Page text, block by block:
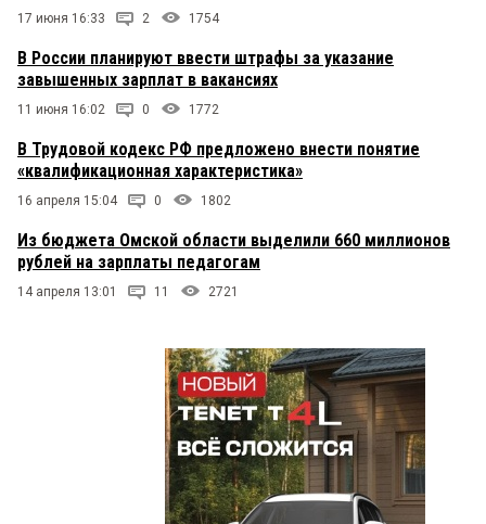
17 июня 16:33 2 1754
В России планируют ввести штрафы за указание
завышенных зарплат в вакансиях
11 июня 16:02 0 1772
В Трудовой кодекс РФ предложено внести понятие
«квалификационная характеристика»
16 апреля 15:04 0 1802
Из бюджета Омской области выделили 660 миллионов
рублей на зарплаты педагогам
14 апреля 13:01 11 2721